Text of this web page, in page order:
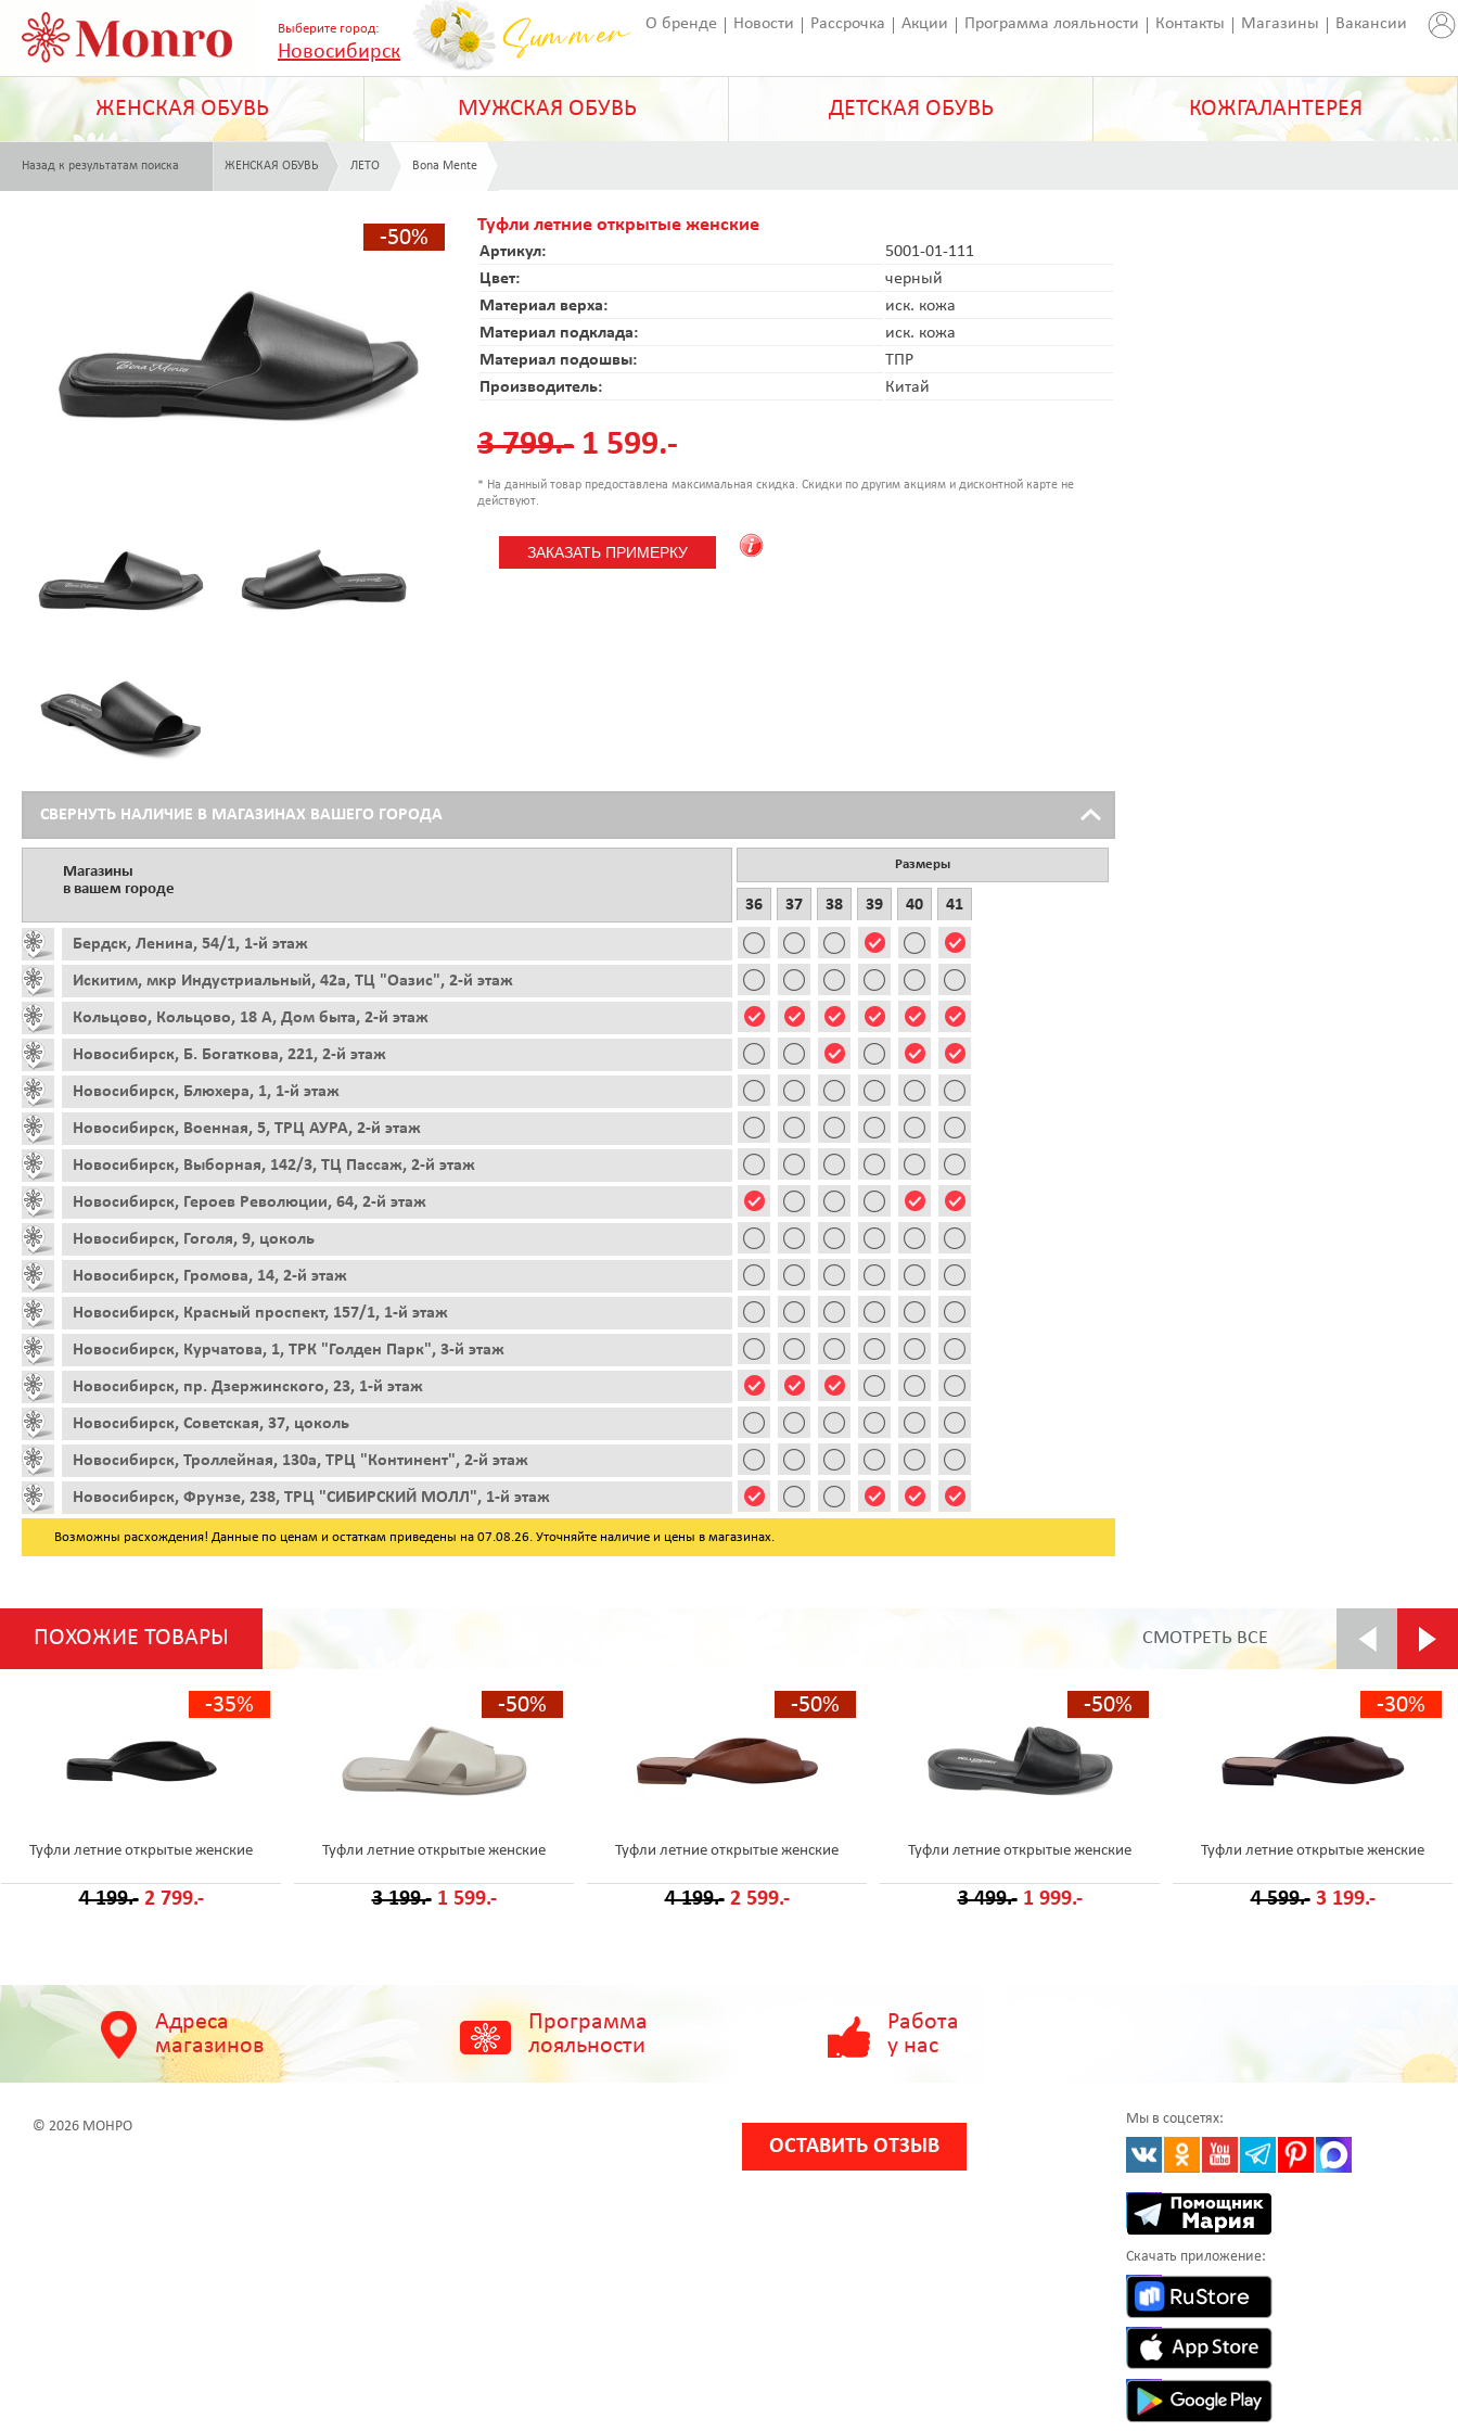
Выберите город:
Новосибирск
О бренде Новости Рассрочка Акции Программа лояльности Контакты Магазины Вакансии
ЖЕНСКАЯ ОБУВЬ МУЖСКАЯ ОБУВЬ ДЕТСКАЯ ОБУВЬ КОЖГАЛАНТЕРЕЯ
Назад к результатам поиска ЖЕНСКАЯ ОБУВЬ ЛЕТО Bona Mente
-50%
Туфли летние открытые женские
Артикул:
5001-01-111
Цвет:
черный
Материал верха:
иск. кожа
Материал подклада:
иск. кожа
Материал подошвы:
ТПР
Производитель:
Китай
3 799.- 1 599.-
* На данный товар предоставлена максимальная скидка. Скидки по другим акциям и дисконтной карте не
действуют.
СВЕРНУТЬ НАЛИЧИЕ В МАГАЗИНАХ ВАШЕГО ГОРОДА
Магазины
в вашем городе
Бердск, Ленина, 54/1, 1-й этаж
Искитим, мкр Индустриальный, 42а, ТЦ "Оазис", 2-й этаж
Кольцово, Кольцово, 18 А, Дом быта, 2-й этаж
Новосибирск, Б. Богаткова, 221, 2-й этаж
Новосибирск, Блюхера, 1, 1-й этаж
Новосибирск, Военная, 5, ТРЦ АУРА, 2-й этаж
Новосибирск, Выборная, 142/3, ТЦ Пассаж, 2-й этаж
Новосибирск, Героев Революции, 64, 2-й этаж
Новосибирск, Гоголя, 9, цоколь
Новосибирск, Громова, 14, 2-й этаж
Новосибирск, Красный проспект, 157/1, 1-й этаж
Новосибирск, Курчатова, 1, ТРК "Голден Парк", 3-й этаж
Новосибирск, пр. Дзержинского, 23, 1-й этаж
Новосибирск, Советская, 37, цоколь
Новосибирск, Троллейная, 130а, ТРЦ "Континент", 2-й этаж
Новосибирск, Фрунзе, 238, ТРЦ "СИБИРСКИЙ МОЛЛ", 1-й этаж
Размеры
36 37 38 39 40 41
Возможны расхождения! Данные по ценам и остаткам приведены на 07.08.26. Уточняйте наличие и цены в магазинах.
ПОХОЖИЕ ТОВАРЫ СМОТРЕТЬ ВСЕ
-35%
Туфли летние открытые женские
4 199.- 2 799.-
-50%
Туфли летние открытые женские
3 199.- 1 599.-
-50%
Туфли летние открытые женские
4 199.- 2 599.-
-50%
Туфли летние открытые женские
3 499.- 1 999.-
-30%
Туфли летние открытые женские
4 599.- 3 199.-
Адреса
магазинов
Программа
лояльности
Работа
у нас
© 2026 МОНРО
ОСТАВИТЬ ОТЗЫВ
Мы в соцсетях:
Скачать приложение: